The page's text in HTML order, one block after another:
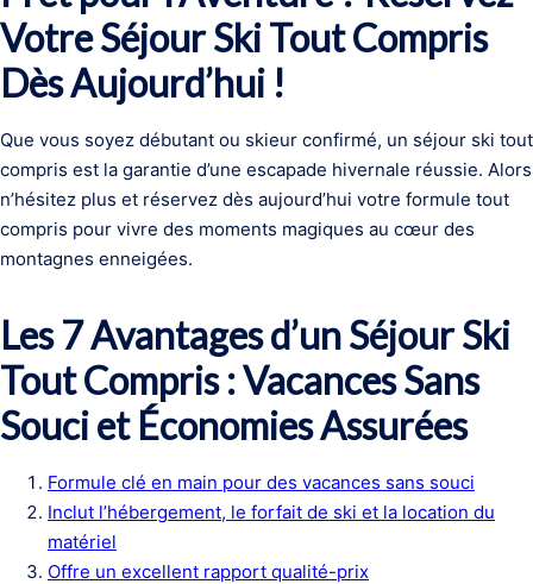
Votre Séjour Ski Tout Compris
Dès Aujourd’hui !
Que vous soyez débutant ou skieur confirmé, un séjour ski tout
compris est la garantie d’une escapade hivernale réussie. Alors
n’hésitez plus et réservez dès aujourd’hui votre formule tout
compris pour vivre des moments magiques au cœur des
montagnes enneigées.
Les 7 Avantages d’un Séjour Ski
Tout Compris : Vacances Sans
Souci et Économies Assurées
Formule clé en main pour des vacances sans souci
Inclut l’hébergement, le forfait de ski et la location du
matériel
Offre un excellent rapport qualité-prix